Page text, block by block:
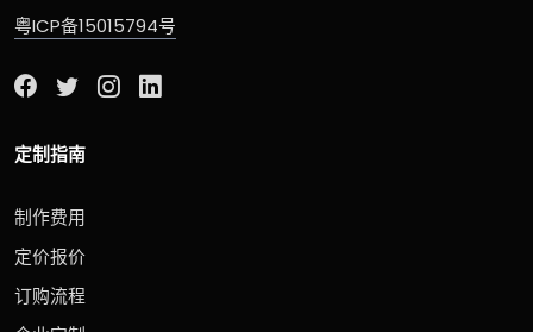
粤ICP备15015794号
定制指南
制作费用
定价报价
订购流程